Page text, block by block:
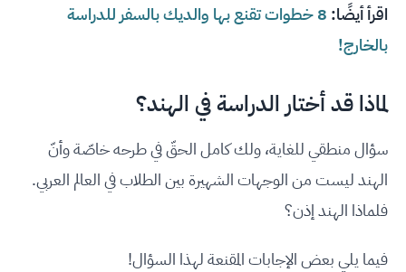
اقرأ أيضًا:
8 خطوات تقنع بها والديك بالسفر للدراسة
بالخارج!
لماذا قد أختار الدراسة في الهند؟
سؤال منطقي للغاية، ولك كامل الحقّ في طرحه خاصّة وأنّ
الهند ليست من الوجهات الشهيرة بين الطلاب في العالم العربي.
فلماذا الهند إذن؟
فيما يلي بعض الإجابات المقنعة لهذا السؤال!